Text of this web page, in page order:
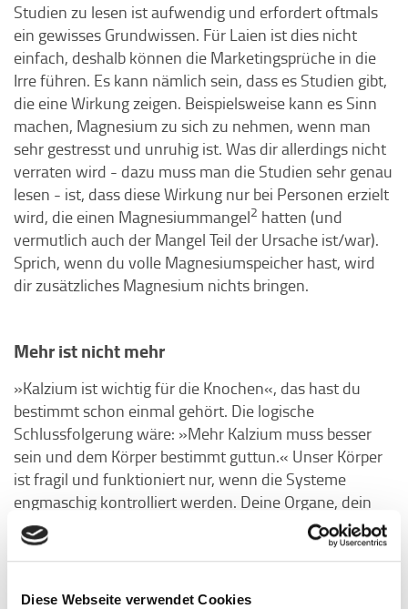
Diese Webseite verwendet Cookies
Studien zu lesen ist aufwendig und erfordert oftmals
ein gewisses Grundwissen. Für Laien ist dies nicht
einfach, deshalb können die Marketingsprüche in die
Irre führen. Es kann nämlich sein, dass es Studien gibt,
die eine Wirkung zeigen. Beispielsweise kann es Sinn
machen, Magnesium zu sich zu nehmen, wenn man
sehr gestresst und unruhig ist. Was dir allerdings nicht
verraten wird - dazu muss man die Studien sehr genau
lesen - ist, dass diese Wirkung nur bei Personen erzielt
wird, die einen Magnesiummangel2 hatten (und
vermutlich auch der Mangel Teil der Ursache ist/war).
Sprich, wenn du volle Magnesiumspeicher hast, wird
dir zusätzliches Magnesium nichts bringen.
Mehr ist nicht mehr
»Kalzium ist wichtig für die Knochen«, das hast du
bestimmt schon einmal gehört. Die logische
Schlussfolgerung wäre: »Mehr Kalzium muss besser
sein und dem Körper bestimmt guttun.« Unser Körper
ist fragil und funktioniert nur, wenn die Systeme
engmaschig kontrolliert werden. Deine Organe, dein
Gehirn, deine Hormone und deine biochemischen
Prozesse kommunizieren miteinander und wenn
»zu wenig«, ein »zu viel« und ein »genau richtig«. Eine